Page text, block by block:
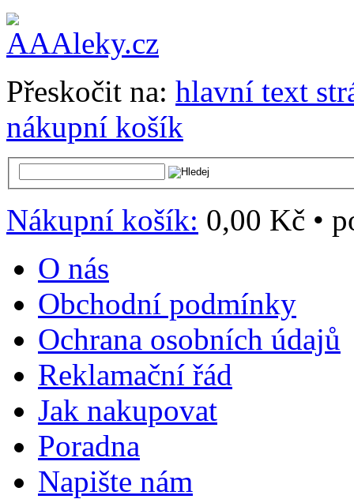
Přeskočit na: hlavní text
nákupní košík
Nákupní košík: 0,00 Kč •
O nás
Obchodní podmínky
Ochrana osobních údajů
Reklamační řád
Jak nakupovat
Poradna
Napište nám